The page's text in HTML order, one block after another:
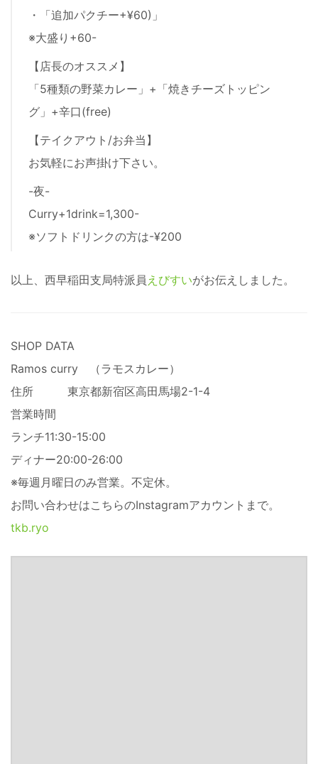
・「追加パクチー+¥60)」
※大盛り+60-
【店長のオススメ】
「5種類の野菜カレー」+「焼きチーズトッピン
グ」+辛口(free)
【テイクアウト/お弁当】
お気軽にお声掛け下さい。
-夜-
Curry+1drink=1,300-
※ソフトドリンクの方は-¥200
以上、西早稲田支局特派員 えびすいがお伝えしました。
SHOP DATA
Ramos curry （ラモスカレー）
住所 東京都新宿区高田馬場2-1-4
営業時間
ランチ11:30-15:00
ディナー20:00-26:00
※毎週月曜日のみ営業。不定休。
お問い合わせはこちらのInstagramアカウントまで。
tkb.ryo